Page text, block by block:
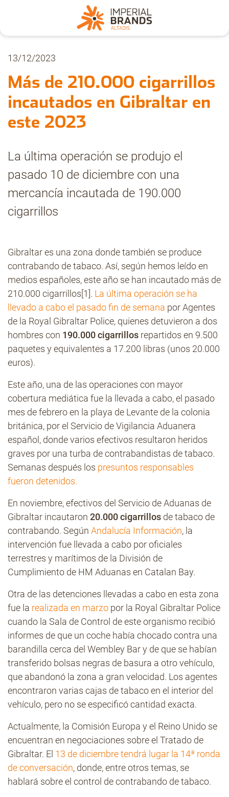
Nosotros
Secciones
Denuncia
Pregúntanos
Archivo
Contacto
13/12/2023
Más de 210.000 cigarrillos
incautados en Gibraltar en
este 2023
La última operación se produjo el
pasado 10 de diciembre con una
mercancía incautada de 190.000
cigarrillos
Gibraltar es una zona donde también se produce
contrabando de tabaco. Así, según hemos leído en
medios españoles, este año se han incautado más de
210.000 cigarrillos[1]. La última operación se ha
llevado a cabo el pasado fin de semana por Agentes
de la Royal Gibraltar Police, quienes detuvieron a dos
hombres con 190.000 cigarrillos repartidos en 9.500
paquetes y equivalentes a 17.200 libras (unos 20.000
euros).
Este año, una de las operaciones con mayor
cobertura mediática fue la llevada a cabo, el pasado
mes de febrero en la playa de Levante de la colonia
británica, por el Servicio de Vigilancia Aduanera
español, donde varios efectivos resultaron heridos
graves por una turba de contrabandistas de tabaco.
Semanas después los presuntos responsables
fueron detenidos.
En noviembre, efectivos del Servicio de Aduanas de
Gibraltar incautaron 20.000 cigarrillos de tabaco de
contrabando. Según Andalucía Información, la
intervención fue llevada a cabo por oficiales
terrestres y marítimos de la División de
Cumplimiento de HM Aduanas en Catalan Bay.
Otra de las detenciones llevadas a cabo en esta zona
fue la realizada en marzo por la Royal Gibraltar Police
cuando la Sala de Control de este organismo recibió
informes de que un coche había chocado contra una
barandilla cerca del Wembley Bar y de que se habían
transferido bolsas negras de basura a otro vehículo,
que abandonó la zona a gran velocidad. Los agentes
encontraron varias cajas de tabaco en el interior del
vehículo, pero no se especificó cantidad exacta.
Actualmente, la Comisión Europa y el Reino Unido se
encuentran en negociaciones sobre el Tratado de
Gibraltar. El 13 de diciembre tendrá lugar la 14ª ronda
de conversación, donde, entre otros temas, se
hablará sobre el control de contrabando de tabaco.